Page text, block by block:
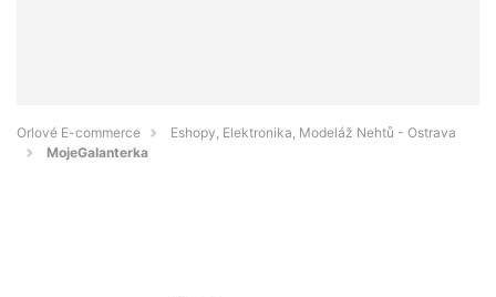
Orlové E-commerce
Eshopy, Elektronika, Modeláž Nehtů - Ostrava
MojeGalanterka